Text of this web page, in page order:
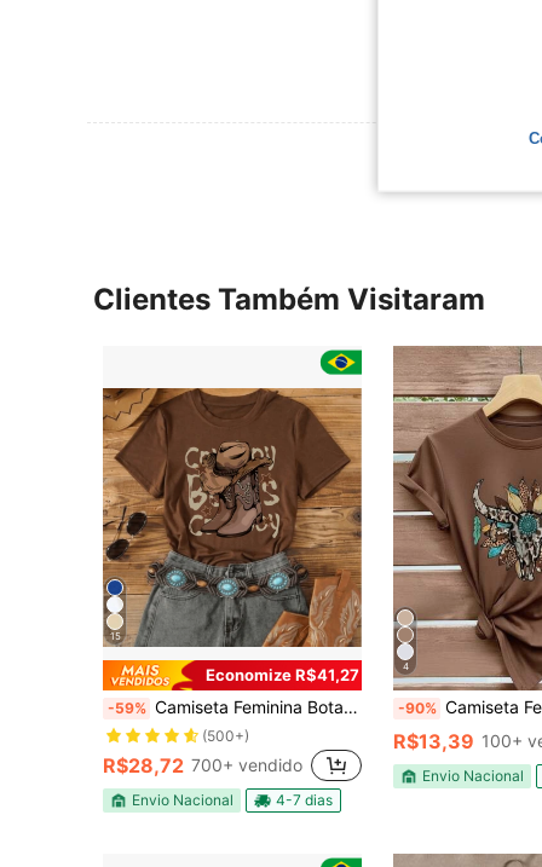
Ver Mais
Clientes Também Visitaram
15
Economize R$41,27
-59% Camiseta Feminina Botas Cowboy Gráfica Lançamento
(500+)
R$28,72 700+ vendido
Envio Nacional 4-7 dias
4
-90% Camiseta Feminina Estampa Gado Cowgirl Girassol Blusa 100
R$13,39 100+
Envio Nacional